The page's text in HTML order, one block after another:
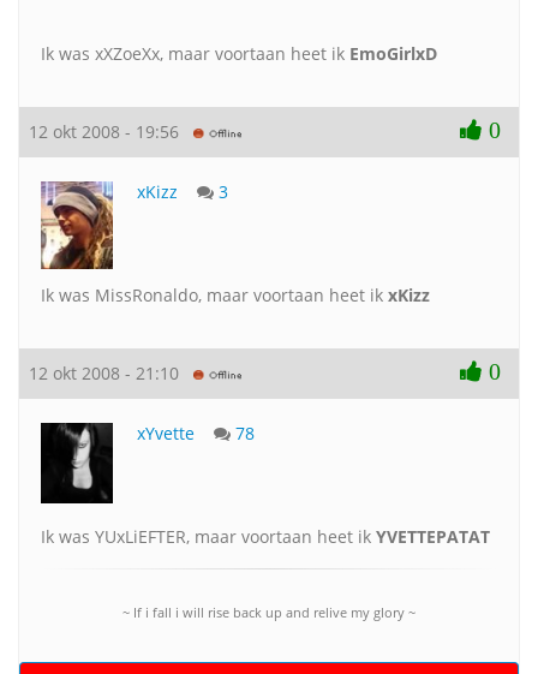
Ik was xXZoeXx, maar voortaan heet ik EmoGirlxD
12 okt 2008 - 19:56 0
xKizz 3
Ik was MissRonaldo, maar voortaan heet ik xKizz
12 okt 2008 - 21:10 0
xYvette 78
Ik was YUxLiEFTER, maar voortaan heet ik YVETTEPATAT
~ If i fall i will rise back up and relive my glory ~